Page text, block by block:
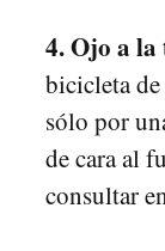
4. Ojo a
bicicleta
sólo por
de cara al
consultar